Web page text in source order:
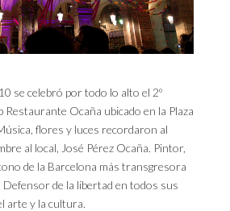
se celebró por todo lo alto el 2º
Ocaña ubicado en la Plaza
flores y luces recordaron al
al local, José Pérez Ocaña. Pintor,
de la Barcelona más transgresora
Defensor de la libertad en todos sus
arte y la cultura.